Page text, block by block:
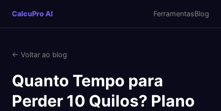
CalcuPro AI FerramentasBlog
← Voltar ao blog
Quanto Tempo para
Perder 10 Quilos? Plano